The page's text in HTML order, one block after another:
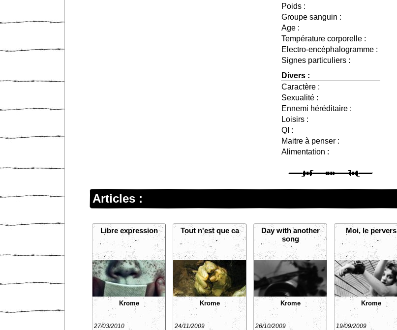
Poids :
Groupe sanguin :
Age :
Température corporelle :
Electro-encéphalogramme :
Signes particuliers :
Divers :
Caractère :
Sexualité :
Ennemi héréditaire :
Loisirs :
QI :
Maitre à penser :
Alimentation :
Articles :
Libre expression
Krome
27/03/2010
Tout n'est que ca
Krome
24/11/2009
Day with another
song
Krome
26/10/2009
Moi, le pervers
Krome
19/09/2009